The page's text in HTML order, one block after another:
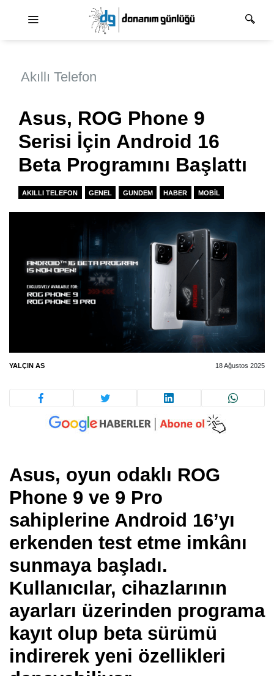
Akıllı Telefon
Asus, ROG Phone 9
Serisi İçin Android 16
Beta Programını Başlattı
AKILLI TELEFON GENEL GUNDEM HABER MOBIL
YALÇIN AS 18 Ağustos 2025
Asus, oyun odaklı ROG
Phone 9 ve 9 Pro
sahiplerine Android 16’yı
erkenden test etme imkânı
sunmaya başladı.
Kullanıcılar, cihazlarının
ayarları üzerinden programa
kayıt olup beta sürümü
indirerek yeni özellikleri